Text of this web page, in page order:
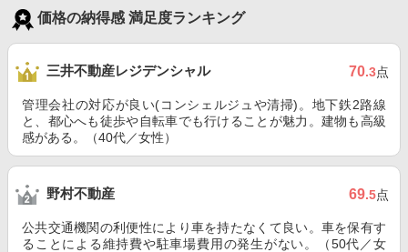
価格の納得感 満足度ランキング
三井不動産レジデンシャル 70.3点
管理会社の対応が良い(コンシェルジュや清掃)。地下鉄2路線
と、都心へも徒歩や自転車でも行けることが魅力。建物も高級
感がある。（40代／女性）
野村不動産 69.5点
公共交通機関の利便性により車を持たなくて良い。車を保有す
ることによる維持費や駐車場費用の発生がない。（50代／女